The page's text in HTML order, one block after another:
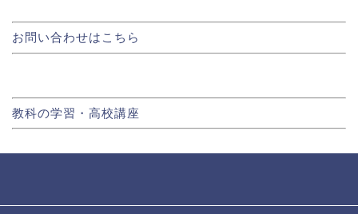
お問い合わせはこちら
教科の学習・高校講座